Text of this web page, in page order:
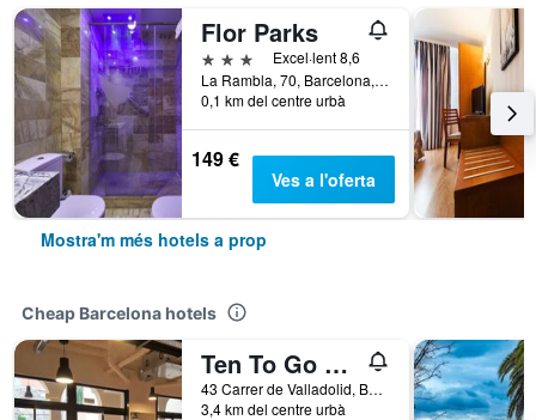
Flor Parks
3 estrellesExcel·lent 8,6
La Rambla, 70, Barcelona, Espanya
0,1 km del centre urbà
149 €
Ves a l'oferta
Mostra'm més hotels a prop
Cheap Barcelona hotels
Ten To Go Hostel
43 Carrer de Valladolid, Barcelona, Espanya
3,4 km del centre urbà